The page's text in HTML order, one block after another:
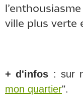
ville plus verte
+ d'infos : sur
mon quartier".